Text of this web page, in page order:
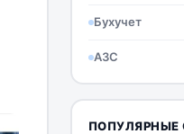
Бухучет
АЗС
ПОПУЛЯРНЫЕ